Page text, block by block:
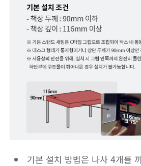
기본 설치 방법은 나사 4개를